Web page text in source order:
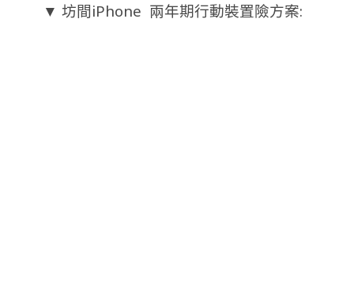
▼ 坊間iPhone 兩年期行動裝置險方案: